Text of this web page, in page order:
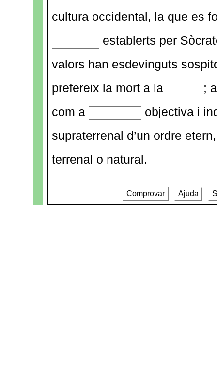
cultura occidental, la que es
establerts per
valors han esdevinguts
prefereix la mort a la
;
com a
objectiva i
supraterrenal d’un ordre
terrenal o natural.
Comprovar Ajuda